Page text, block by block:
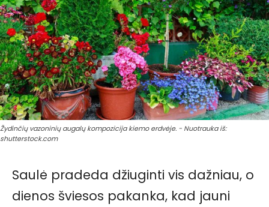
Žydinčių vazoninių augalų kompozicija kiemo erdvėje. - Nuotrauka iš:
shutterstock.com
Saulė pradeda džiuginti vis dažniau, o
dienos šviesos pakanka, kad jauni